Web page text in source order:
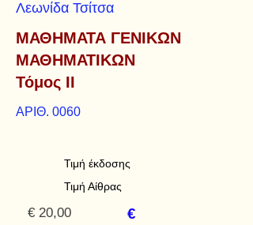
Λεωνίδα Τσίτσα
ΜΑΘΗΜΑΤΑ ΓΕΝΙΚΩΝ
ΜΑΘΗΜΑΤΙΚΩΝ
Τόμος ΙΙ
ΑΡΙΘ. 0060
Τιμή έκδοσης
Τιμή Αίθρας
€ 20,00
€